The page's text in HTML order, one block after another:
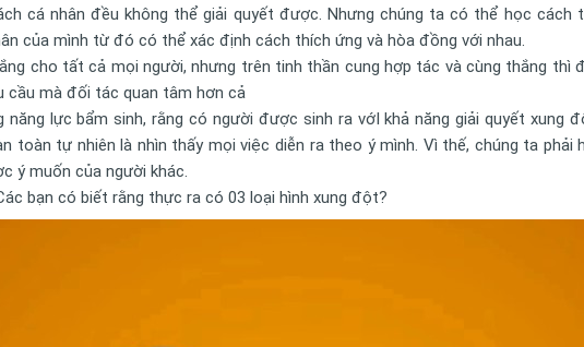
cá nhân đều không thể giải quyết được. Nhưng chúng ta có thể học cách
của mình từ đó có thể xác định cách thích ứng và hòa đồng với nhau.
cho tất cả mọi người, nhưng trên tinh thần cung hợp tác và cùng thắng thì
cầu mà đối tác quan tâm hơn cả
lực bẩm sinh, rằng có người được sinh ra vớI khả năng giải quyết xung
toàn tự nhiên là nhìn thấy mọi việc diễn ra theo ý mình. Vì thế, chúng ta
ý muốn của người khác.
bạn có biết rằng thực ra có 03 loại hình xung đột?